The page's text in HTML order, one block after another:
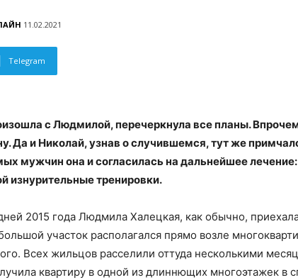
11.02.2021
Telegram
с Людмилой, перечеркнула все планы.
Да и Николай, узнав о случившемся, тут же
мужчин она и согласилась на дальнейшее
изнурительные тренировки.
2015 года Людмила Халецкая, как обычно,
участок располагался прямо возле
Всех жильцов расселили оттуда несколькими
квартиру в одной из длиннющих многоэтажек в